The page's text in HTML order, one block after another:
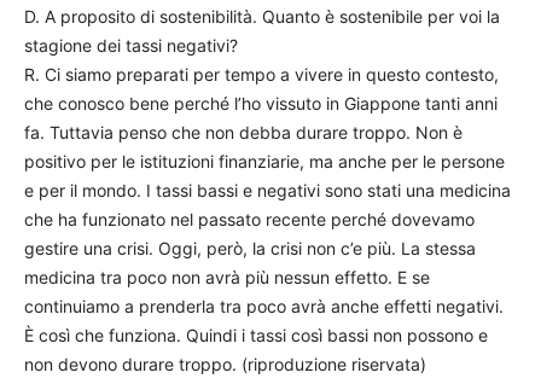
D. A proposito di sostenibilità. Quanto è sostenibile per voi la
stagione dei tassi negativi?
R. Ci siamo preparati per tempo a vivere in questo contesto,
che conosco bene perché l’ho vissuto in Giappone tanti anni
fa. Tuttavia penso che non debba durare troppo. Non è
positivo per le istituzioni finanziarie, ma anche per le persone
e per il mondo. I tassi bassi e negativi sono stati una medicina
che ha funzionato nel passato recente perché dovevamo
gestire una crisi. Oggi, però, la crisi non c’e più. La stessa
medicina tra poco non avrà più nessun effetto. E se
continuiamo a prenderla tra poco avrà anche effetti negativi.
È così che funziona. Quindi i tassi così bassi non possono e
non devono durare troppo. (riproduzione riservata)